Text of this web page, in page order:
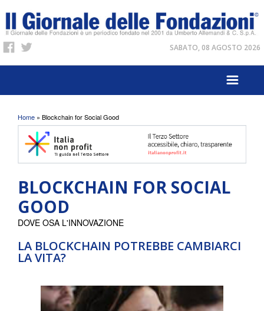
SABATO, 08 AGOSTO 2026
Tu sei qui
Home » Blockchain for Social Good
BLOCKCHAIN FOR SOCIAL
GOOD
LA BLOCKCHAIN POTREBBE CAMBIARCI
LA VITA?
DOVE OSA L'INNOVAZIONE